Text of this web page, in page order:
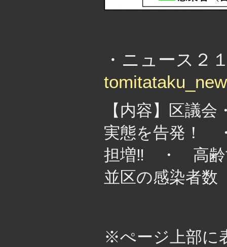
・ニュース
【内容】区議
実態を告発！
担増‼ ・ 高齢
並区の感染者数
※ぺージ上部に